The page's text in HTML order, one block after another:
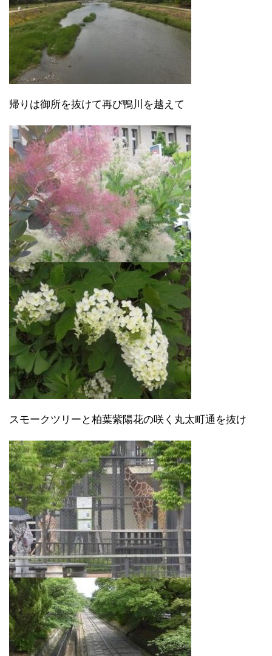
帰りは御所を抜けて再び鴨川を越えて
スモークツリーと柏葉紫陽花の咲く丸太町通を抜け